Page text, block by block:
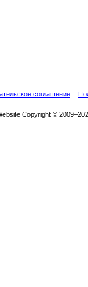
соглашение
Copyright ©